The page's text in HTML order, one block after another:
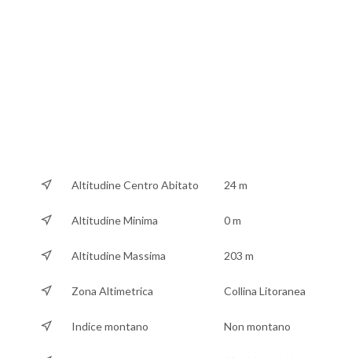
Altitudine Centro Abitato 24 m
Altitudine Minima 0 m
Altitudine Massima 203 m
Zona Altimetrica Collina Litoranea
Indice montano Non montano